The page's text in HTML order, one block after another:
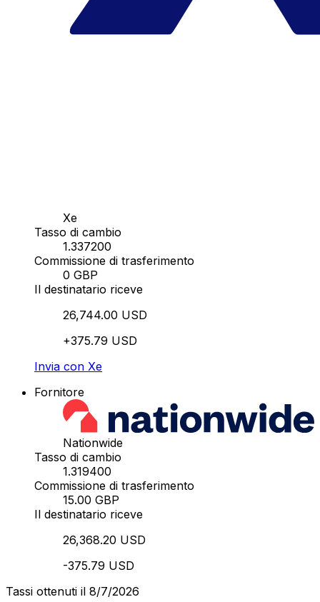
Xe
Tasso di cambio
1.337200
Commissione di trasferimento
0 GBP
Il destinatario riceve
26,744.00 USD
+375.79 USD
Invia con Xe
Fornitore
Nationwide
Tasso di cambio
1.319400
Commissione di trasferimento
15.00 GBP
Il destinatario riceve
26,368.20 USD
-375.79 USD
Tassi ottenuti il 8/7/2026